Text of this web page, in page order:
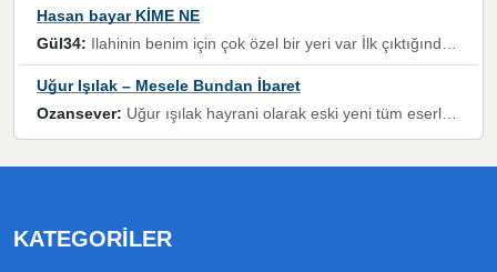
Hasan bayar KİME NE
Gül34: Ilahinin benim için çok özel bir yeri var İlk çıktığında komşum ne kadar yüksek sesle dinliyorsa orada duymuştum ve YouTube'dan aratıp Bu ilahiyi bulmuştum ve sonra müdavimi oldum günlük Ben de 3-5 kere dinleyip ezberleyip artık ilahiye bende eşlik ediyorum yüksek sesle Allah razı olsun hizmet nimettir Rabbim sizin zahmetlerinize de hayırlı nimetler versin Selam ve dua ile Allah'a emanet olun
Uğur Işılak – Mesele Bundan İbaret
Ozansever: Uğur ışılak hayrani olarak eski yeni tüm eserlerini keyifle huzurla dinleyenlerden birisiyim, emeğine saygı duyan gönül veren bunu en güzel şekilde sevenlerine ulaştıran siz değerli sayfa yöneticilerine de teşekkür ederim
KATEGORILER